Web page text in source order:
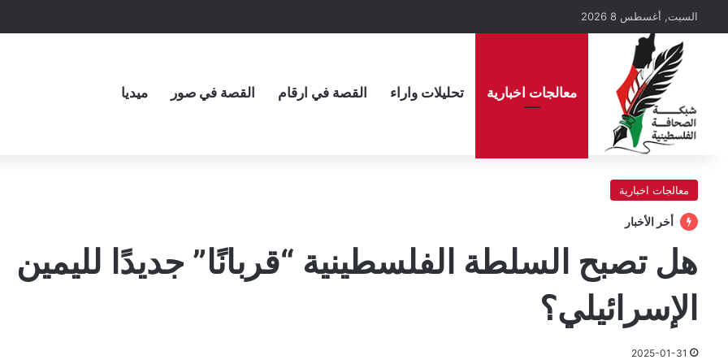
السبت, أغسطس 8 2026
معالجات اخبارية تحليلات واراء القصة في ارقام القصة في صور ميديا
معالجات اخبارية
أخر الأخبار
هل تصبح السلطة الفلسطينية “قربانًا” جديدًا لليمين
الإسرائيلي؟
2025-01-31